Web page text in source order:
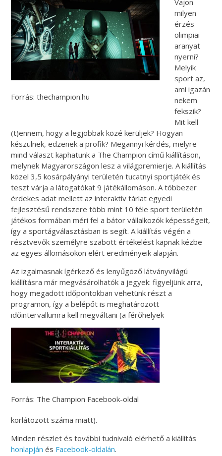
Forrás: thechampion.hu
Vajon
milyen
érzés
olimpiai
aranyat
nyerni?
Melyik
sport az,
ami igazán
nekem
fekszik?
Mit kell
(t)ennem, hogy a legjobbak közé kerüljek? Hogyan
készülnek, edzenek a profik? Megannyi kérdés, melyre
mind választ kaphatunk a The Champion című kiállításon,
melynek Magyarországon lesz a világpremierje. A kiállítás
közel 3,5 kosárpályányi területén tucatnyi sportjáték és
teszt várja a látogatókat 9 játékállomáson. A többezer
érdekes adat mellett az interaktív tárlat egyedi
fejlesztésű rendszere több mint 10 féle sport területén
játékos formában méri fel a bátor vállalkozók képességeit,
így a sportágválasztásban is segít. A kiállítás végén a
résztvevők személyre szabott értékelést kapnak kézbe
az egyes állomásokon elért eredményeik alapján.
Az izgalmasnak ígérkező és lenyűgöző látványvilágú
kiállításra már megvásárolhatók a jegyek: figyeljünk arra,
hogy megadott időpontokban vehetünk részt a
programon, így a belépőt is meghatározott
időintervallumra kell megváltani (a férőhelyek
Forrás: The Champion Facebook-oldal
korlátozott száma miatt).
Minden részlet és további tudnivaló elérhető a kiállítás
honlapján és Facebook-oldalán.